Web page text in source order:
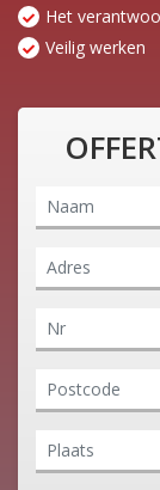
Het
Veilig werken